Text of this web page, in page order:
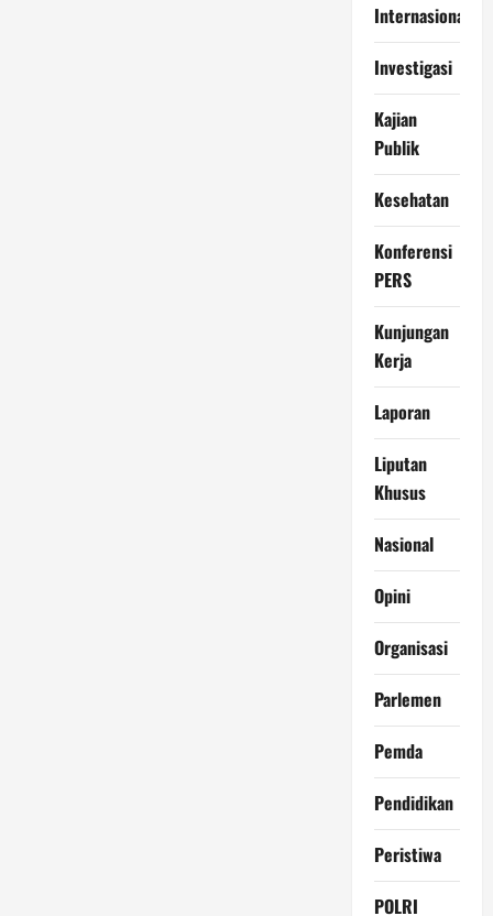
Internasional
Investigasi
Kajian
Publik
Kesehatan
Konferensi
PERS
Kunjungan
Kerja
Laporan
Liputan
Khusus
Nasional
Opini
Organisasi
Parlemen
Pemda
Pendidikan
Peristiwa
POLRI